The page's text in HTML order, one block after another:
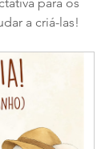
a criá-las!